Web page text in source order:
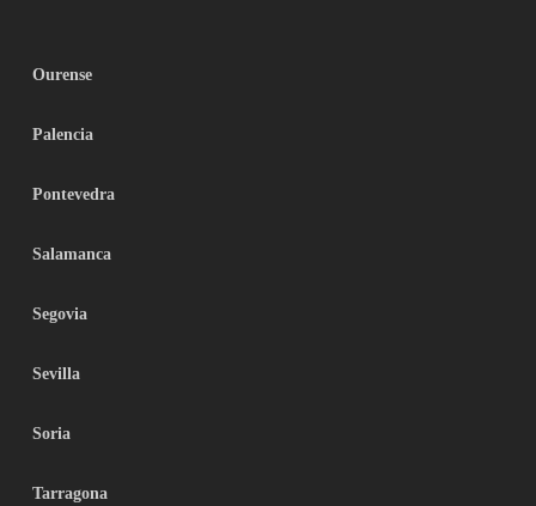
Ourense
Palencia
Pontevedra
Salamanca
Segovia
Sevilla
Soria
Tarragona